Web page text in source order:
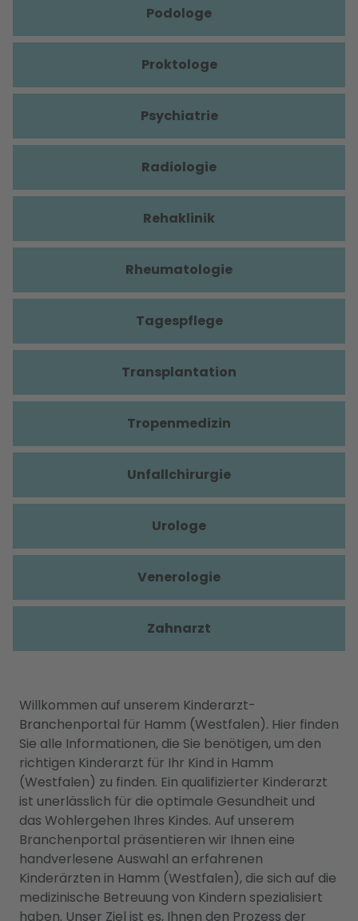
Willkommen auf unserem Kinderarzt-
Branchenportal für Hamm (Westfalen). Hier finden
Sie alle Informationen, die Sie benötigen, um den
richtigen Kinderarzt für Ihr Kind in Hamm
(Westfalen) zu finden. Ein qualifizierter Kinderarzt
ist unerlässlich für die optimale Gesundheit und
das Wohlergehen Ihres Kindes. Auf unserem
Branchenportal präsentieren wir Ihnen eine
handverlesene Auswahl an erfahrenen
Kinderärzten in Hamm (Westfalen), die sich auf die
medizinische Betreuung von Kindern spezialisiert
haben. Unser Ziel ist es, Ihnen den Prozess der
Podologe
Proktologe
Psychiatrie
Radiologie
Rehaklinik
Rheumatologie
Tagespflege
Transplantation
Tropenmedizin
Unfallchirurgie
Urologe
Venerologie
Zahnarzt